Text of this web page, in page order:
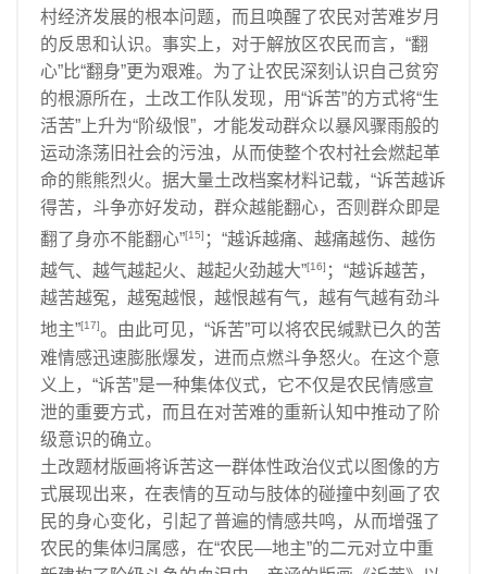
村经济发展的根本问题，而且唤醒了农民对苦难岁月
的反思和认识。事实上，对于解放区农民而言，“翻
心”比“翻身”更为艰难。为了让农民深刻认识自己贫穷
的根源所在，土改工作队发现，用“诉苦”的方式将“生
活苦”上升为“阶级恨”，才能发动群众以暴风骤雨般的
运动涤荡旧社会的污浊，从而使整个农村社会燃起革
命的熊熊烈火。据大量土改档案材料记载，“诉苦越诉
得苦，斗争亦好发动，群众越能翻心，否则群众即是
翻了身亦不能翻心”[15] ；“越诉越痛、越痛越伤、越伤
越气、越气越起火、越起火劲越大”[16] ；“越诉越苦，
越苦越冤，越冤越恨，越恨越有气，越有气越有劲斗
地主”[17]。由此可见，“诉苦”可以将农民缄默已久的苦
难情感迅速膨胀爆发，进而点燃斗争怒火。在这个意
义上，“诉苦”是一种集体仪式，它不仅是农民情感宣
泄的重要方式，而且在对苦难的重新认知中推动了阶
级意识的确立。
土改题材版画将诉苦这一群体性政治仪式以图像的方
式展现出来，在表情的互动与肢体的碰撞中刻画了农
民的身心变化，引起了普遍的情感共鸣，从而增强了
农民的集体归属感，在“农民—地主”的二元对立中重